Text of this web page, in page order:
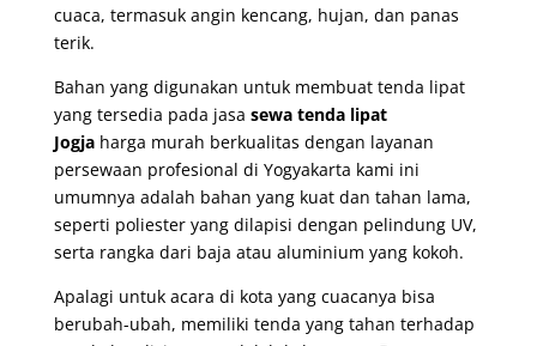
cuaca, termasuk angin kencang, hujan, dan panas
terik.
Bahan yang digunakan untuk membuat tenda lipat
yang tersedia pada jasa sewa tenda lipat
Jogjaharga murah berkualitas dengan layanan
persewaan profesional di Yogyakarta kami ini
umumnya adalah bahan yang kuat dan tahan lama,
seperti poliester yang dilapisi dengan pelindung UV,
serta rangka dari baja atau aluminium yang kokoh.
Apalagi untuk acara di kota yang cuacanya bisa
berubah-ubah, memiliki tenda yang tahan terhadap